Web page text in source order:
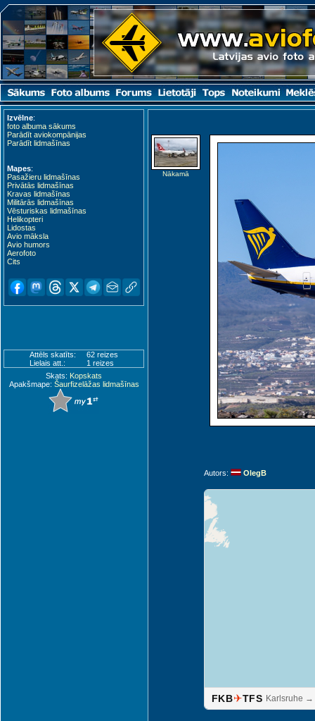
Izvēlne:
foto albuma sākums
Parādīt aviokompānijas
Parādīt lidmašīnas
Mapes:
Pasažieru lidmašīnas
Privātās lidmašīnas
Kravas lidmašīnas
Militārās lidmašīnas
Vēsturiskas lidmašīnas
Helikopteri
Lidostas
Avio māksla
Avio humors
Aerofoto
Cits
Attēls skatīts:
62 reizes
Lielais att.:
1 reizes
Skats: Kopskats
Apakšmape: Šaurfizelāžas lidmašīnas
Nākamā
Autors: OlegB
FKB✈TFS Karlsruhe →